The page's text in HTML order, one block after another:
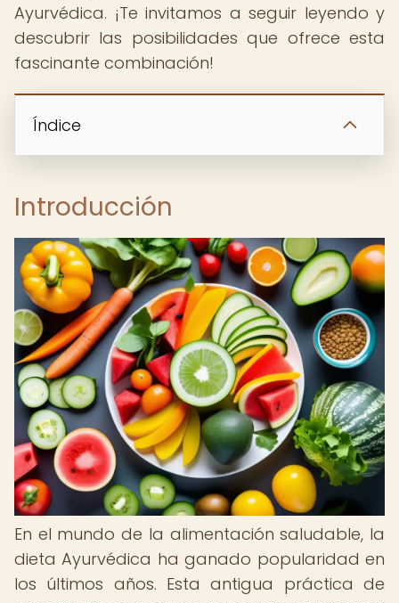
Ayurvédica. ¡Te invitamos a seguir leyendo y
descubrir las posibilidades que ofrece esta
fascinante combinación!
Índice
Introducción
En el mundo de la alimentación saludable, la
dieta Ayurvédica ha ganado popularidad en
los últimos años. Esta antigua práctica de